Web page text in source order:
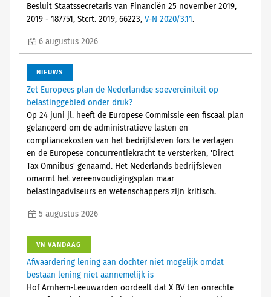
Besluit Staatssecretaris van Financiën 25 november 2019,
2019 - 187751, Stcrt. 2019, 66223, V-N 2020/3.11.
6 augustus 2026
NIEUWS
Zet Europees plan de Nederlandse soevereiniteit op
belastinggebied onder druk?
Op 24 juni jl. heeft de Europese Commissie een fiscaal plan
gelanceerd om de administratieve lasten en
compliancekosten van het bedrijfsleven fors te verlagen
en de Europese concurrentiekracht te versterken, 'Direct
Tax Omnibus' genaamd. Het Nederlands bedrijfsleven
omarmt het vereenvoudigingsplan maar
belastingadviseurs en wetenschappers zijn kritisch.
5 augustus 2026
VN VANDAAG
Afwaardering lening aan dochter niet mogelijk omdat
bestaan lening niet aannemelijk is
Hof Arnhem-Leeuwarden oordeelt dat X BV ten onrechte